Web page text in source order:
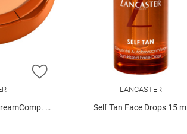
ZUR WUNSCHLISTE HINZUFÜGEN
SPF50 9g
LANCASTER
Self Tan Face Drops 15 ml